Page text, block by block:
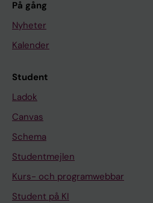
På gång
Nyheter
Kalender
Student
Ladok
Canvas
Schema
Studentmejlen
Kurs- och programwebbar
Student på KI